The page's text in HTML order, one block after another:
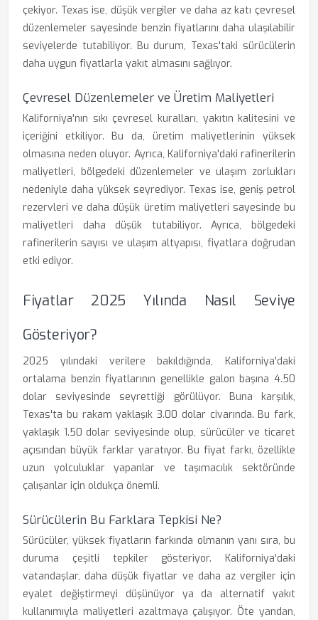
çekiyor. Texas ise, düşük vergiler ve daha az katı çevresel
düzenlemeler sayesinde benzin fiyatlarını daha ulaşılabilir
seviyelerde tutabiliyor. Bu durum, Texas'taki sürücülerin
daha uygun fiyatlarla yakıt almasını sağlıyor.
Çevresel Düzenlemeler ve Üretim Maliyetleri
Kaliforniya'nın sıkı çevresel kuralları, yakıtın kalitesini ve
içeriğini etkiliyor. Bu da, üretim maliyetlerinin yüksek
olmasına neden oluyor. Ayrıca, Kaliforniya'daki rafinerilerin
maliyetleri, bölgedeki düzenlemeler ve ulaşım zorlukları
nedeniyle daha yüksek seyrediyor. Texas ise, geniş petrol
rezervleri ve daha düşük üretim maliyetleri sayesinde bu
maliyetleri daha düşük tutabiliyor. Ayrıca, bölgedeki
rafinerilerin sayısı ve ulaşım altyapısı, fiyatlara doğrudan
etki ediyor.
Fiyatlar 2025 Yılında Nasıl Seviye
Gösteriyor?
2025 yılındaki verilere bakıldığında, Kaliforniya'daki
ortalama benzin fiyatlarının genellikle galon başına 4.50
dolar seviyesinde seyrettiği görülüyor. Buna karşılık,
Texas'ta bu rakam yaklaşık 3.00 dolar civarında. Bu fark,
yaklaşık 1.50 dolar seviyesinde olup, sürücüler ve ticaret
açısından büyük farklar yaratıyor. Bu fiyat farkı, özellikle
uzun yolculuklar yapanlar ve taşımacılık sektöründe
çalışanlar için oldukça önemli.
Sürücülerin Bu Farklara Tepkisi Ne?
Sürücüler, yüksek fiyatların farkında olmanın yanı sıra, bu
duruma çeşitli tepkiler gösteriyor. Kaliforniya'daki
vatandaşlar, daha düşük fiyatlar ve daha az vergiler için
eyalet değiştirmeyi düşünüyor ya da alternatif yakıt
kullanımıyla maliyetleri azaltmaya çalışıyor. Öte yandan,